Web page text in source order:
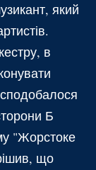
який
в
Б
"Жорстоке
що